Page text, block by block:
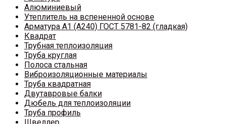
Алюминиевый
Утеплитель на вспененной основе
Арматура A1 (A240) ГОСТ 5781-82 (гладкая)
Квадрат
Трубная теплоизоляция
Труба круглая
Полоса стальная
Виброизоляционные материалы
Труба квадратная
Двутавровые балки
Дюбель для теплоизоляции
Труба профиль